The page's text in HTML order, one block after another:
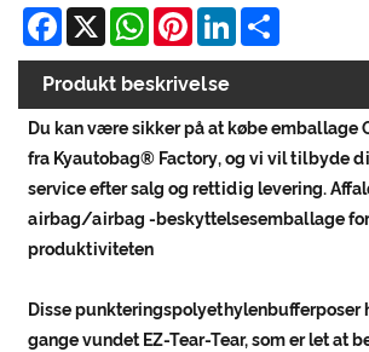
Facebook
X WhatsApp
Pinterest
LinkedIn
Produkt beskrivelse
Du kan være sikker på at købe emballage
fra Kyautobag® Factory, og vi vil tilbyde
service efter salg og rettidig levering.
airbag/airbag -beskyttelsesemballage
produktiviteten
Disse punkteringspolyethylenbufferposer
gange vundet EZ-Tear-Tear, som er let at